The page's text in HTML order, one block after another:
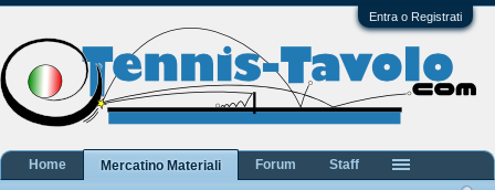
Entra o Registrati
Home Mercatino Materiali Forum Staff